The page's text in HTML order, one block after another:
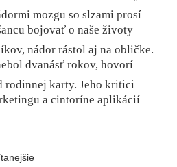
mozgu so slzami prosí
bojovať o naše životy
nádor rástol aj na obličke.
dvanásť rokov, hovorí
rodinnej karty. Jeho kritici
a cintoríne aplikácií